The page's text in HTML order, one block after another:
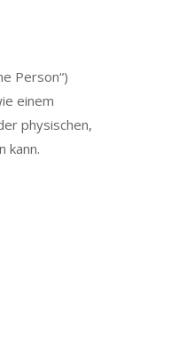
Person“)
einem
physischen,
kann.